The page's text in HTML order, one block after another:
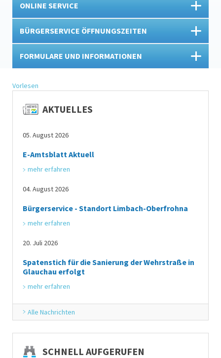
ONLINE SERVICE
BÜRGERSERVICE ÖFFNUNGSZEITEN
FORMULARE UND INFORMATIONEN
Vorlesen
AKTUELLES
05. August 2026
E-Amtsblatt Aktuell
mehr erfahren
04. August 2026
Bürgerservice - Standort Limbach-Oberfrohna
mehr erfahren
20. Juli 2026
Spatenstich für die Sanierung der Wehrstraße in
Glauchau erfolgt
mehr erfahren
Alle Nachrichten
SCHNELL AUFGERUFEN